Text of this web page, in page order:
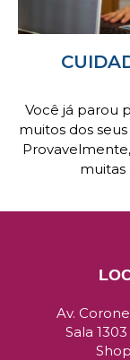
Você já parou
muitos dos
muitas
Av.
Sala 1303